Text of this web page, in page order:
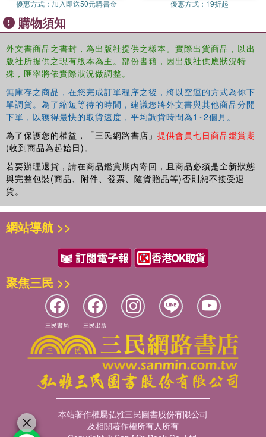
taproots of terrorism. Clearly, addressing these
multidimensional crises of underdevelopment is pivotal to
the success of the U.S. war on terrorism in the sub-
region.
This book will be of great interest to students and scholars
of terrorism, homeland security, African Studies, conflict
management, and political violence.
優惠方式： 加入即送50元購書金 優惠方式： 19折起
購物須知
外文書商品之書封，為出版社提供之樣本。實際出貨商品，以出
版社所提供之現有版本為主。部份書籍，因出版社供應狀況特
殊，匯率將依實際狀況做調整。
無庫存之商品，在您完成訂單程序之後，將以空運的方式為你下
單調貨。為了縮短等待的時間，建議您將外文書與其他商品分開
下單，以獲得最快的取貨速度，平均調貨時間為1~2個月。
為了保護您的權益，「三民網路書店」 提供會員七日商品鑑賞期
(收到商品為起始日)。
若要辦理退貨，請在商品鑑賞期內寄回，且商品必須是全新狀態
與完整包裝(商品、附件、發票、隨貨贈品等)否則恕不接受退
貨。
網站導航 >>
聚焦三民 >>
三民書局 三民出版
本站著作權屬弘雅三民圖書股份有限公司
及相關著作權所有人所有